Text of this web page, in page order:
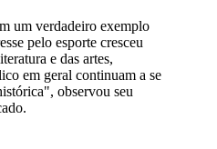
um verdadeiro exemplo
pelo esporte cresceu
e das artes,
em geral continuam a se
observou seu